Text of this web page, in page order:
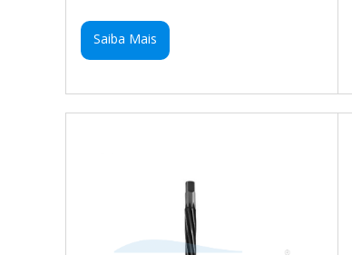
Saiba Mais